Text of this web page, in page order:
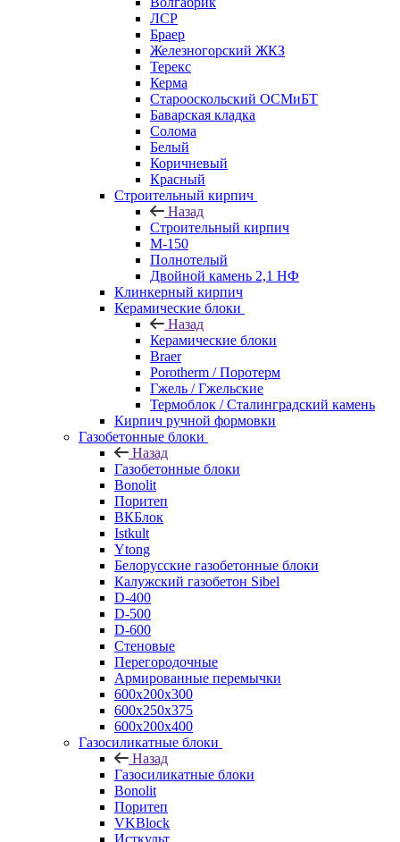
ЛСР
Браер
Железногорский ЖКЗ
Терекс
Керма
Старооскольский ОСМиБТ
Баварская кладка
Солома
Белый
Коричневый
Красный
Строительный кирпич
Назад
Строительный кирпич
М-150
Полнотелый
Двойной камень 2,1 НФ
Клинкерный кирпич
Керамические блоки
Назад
Керамические блоки
Braer
Porotherm / Поротерм
Гжель / Гжельские
Термоблок / Сталинградский камень
Кирпич ручной формовки
Газобетонные блоки
Назад
Газобетонные блоки
Bonolit
Поритеп
ВКБлок
Istkult
Ytong
Белорусские газобетонные блоки
Калужский газобетон Sibel
D-400
D-500
D-600
Стеновые
Перегородочные
Армированные перемычки
600х200х300
600х250х375
600х200х400
Газосиликатные блоки
Назад
Газосиликатные блоки
Bonolit
Поритеп
VKBlock
Исткульт